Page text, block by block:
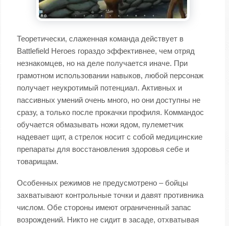
Теоретически, слаженная команда действует в
Battlefield Heroes гораздо эффективнее, чем отряд
незнакомцев, но на деле получается иначе. При
грамотном использовании навыков, любой персонаж
получает неукротимый потенциал. Активных и
пассивных умений очень много, но они доступны не
сразу, а только после прокачки профиля. Коммандос
обучается обмазывать ножи ядом, пулеметчик
надевает щит, а стрелок носит с собой медицинские
препараты для восстановления здоровья себе и
товарищам.
Особенных режимов не предусмотрено – бойцы
захватывают контрольные точки и давят противника
числом. Обе стороны имеют ограниченный запас
возрождений. Никто не сидит в засаде, отхватывая